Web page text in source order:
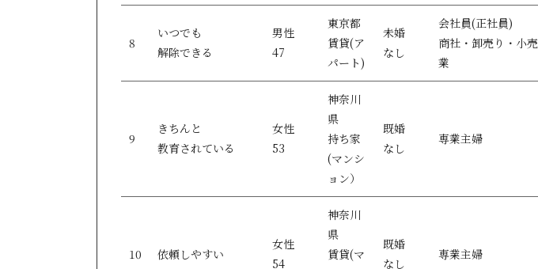
8
いつでも
解除できる
男性
47
東京都
賃貸(ア
パート)
未婚
なし
会社員(正社員)
商社・卸売り・小売
業
9
きちんと
教育されている
女性
53
神奈川
県
持ち家
(マンシ
ョン）
既婚
なし
専業主婦
10 依頼しやすい
女性
54
神奈川
県
賃貸(マ
既婚
なし
専業主婦